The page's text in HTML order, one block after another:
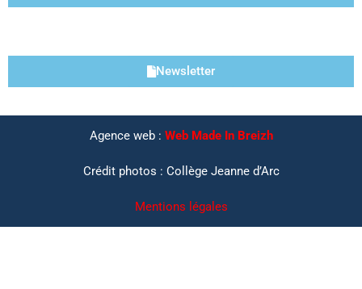
Newsletter
Agence web : Web Made In Breizh
Crédit photos : Collège Jeanne d’Arc
Mentions légales